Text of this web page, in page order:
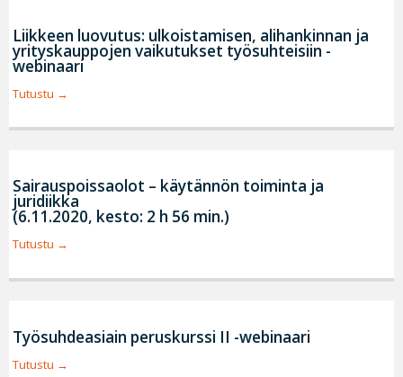
Liikkeen luovutus: ulkoistamisen, alihankinnan ja
yrityskauppojen vaikutukset työsuhteisiin -
webinaari
Tutustu
Sairauspoissaolot – käytännön toiminta ja
juridiikka
(6.11.2020, kesto: 2 h 56 min.)
Tutustu
Työsuhdeasiain peruskurssi II -webinaari
Tutustu